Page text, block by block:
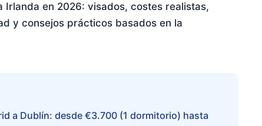
en 2026: visados, costes realistas,
y consejos prácticos basados en la
a Dublín: desde €3.700 (1 dormitorio) hasta